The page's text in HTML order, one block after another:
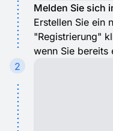
Melden Sie sich
Erstellen Sie ein
"Registrierung"
wenn Sie bereits
2